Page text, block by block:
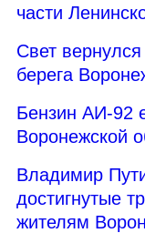
части
Свет
берега
Бензин АИ-92
Воронежской
Владимир
достигнутые
жителям